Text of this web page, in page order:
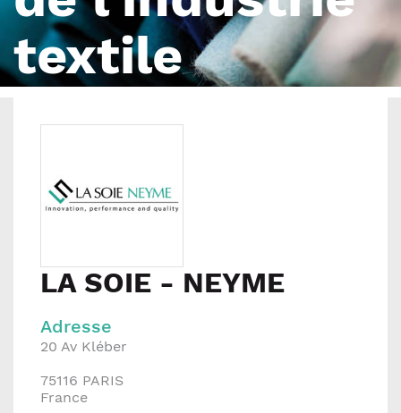
textile
LA SOIE - NEYME
Adresse
20 Av Kléber
75116 PARIS
France